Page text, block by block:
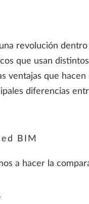
revolución dentro
que usan
ventajas que
diferencias
BIM
a hacer la